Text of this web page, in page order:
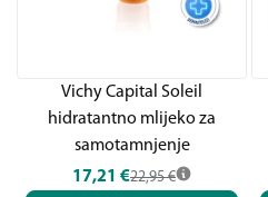
Vichy Capital Soleil
hidratantno mlijeko za
samotamnjenje
17,21 €22,95 €